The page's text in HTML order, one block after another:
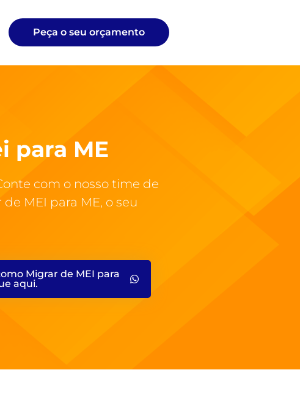
Peça o seu orçamento
para ME
com o nosso time de
MEI para ME, o seu
Migrar de MEI para
aqui.